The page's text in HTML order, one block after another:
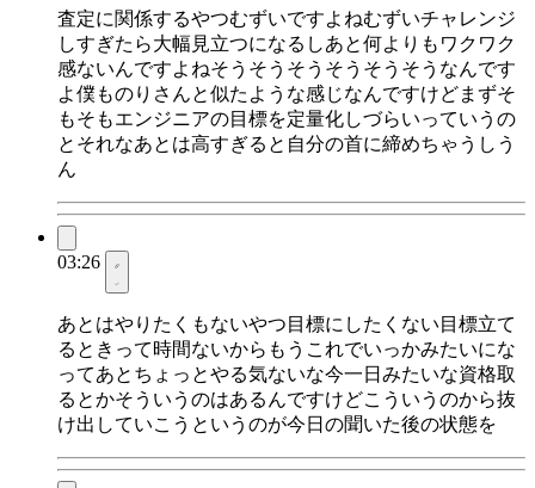
査定に関係するやつむずいですよねむずいチャレンジ
しすぎたら大幅見立つになるしあと何よりもワクワク
感ないんですよねそうそうそうそうそうそうなんです
よ僕ものりさんと似たような感じなんですけどまずそ
もそもエンジニアの目標を定量化しづらいっていうの
とそれなあとは高すぎると自分の首に締めちゃうしう
ん
03:26
あとはやりたくもないやつ目標にしたくない目標立て
るときって時間ないからもうこれでいっかみたいにな
ってあとちょっとやる気ないな今一日みたいな資格取
るとかそういうのはあるんですけどこういうのから抜
け出していこうというのが今日の聞いた後の状態を